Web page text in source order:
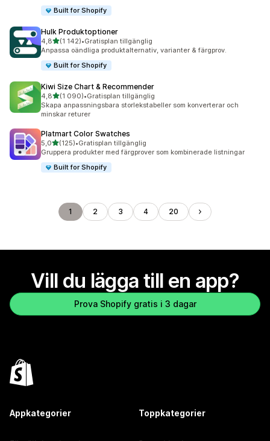
Built for Shopify
Hulk Produktoptioner
4,8av 5 stjärnor
(1 142)
1142 recensioner totalt
•Gratisplan tillgänglig
Anpassa oändliga produktalternativ, varianter & färgprov.
Built for Shopify
Kiwi Size Chart & Recommender
4,8av 5 stjärnor
(1 090)
1090 recensioner totalt
•Gratisplan tillgänglig
Skapa anpassningsbara storlekstabeller som konverterar och
minskar returer
Platmart Color Swatches
5,0av 5 stjärnor
(125)
125 recensioner totalt
•Gratisplan tillgänglig
Gruppera produkter med färgprover som kombinerade listningar
Built for Shopify
1 2 3 4 20
Vill du lägga till en app?
Prova Shopify gratis i 3 dagar
Appkategorier Toppkategorier